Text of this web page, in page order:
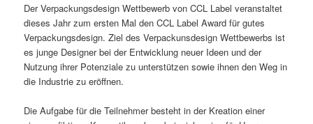
Der Verpackungsdesign Wettbewerb von CCL Label veranstaltet
dieses Jahr zum ersten Mal den CCL Label Award für gutes
Verpackungsdesign. Ziel des Verpackunsdesign Wettbewerbs ist
es junge Designer bei der Entwicklung neuer Ideen und der
Nutzung ihrer Potenziale zu unterstützen sowie ihnen den Weg in
die Industrie zu eröffnen.
Die Aufgabe für die Teilnehmer besteht in der Kreation einer